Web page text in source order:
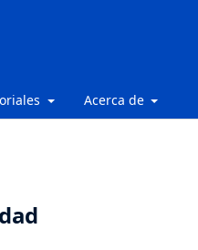
Acerca de